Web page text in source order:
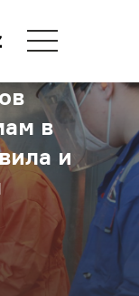
в
и